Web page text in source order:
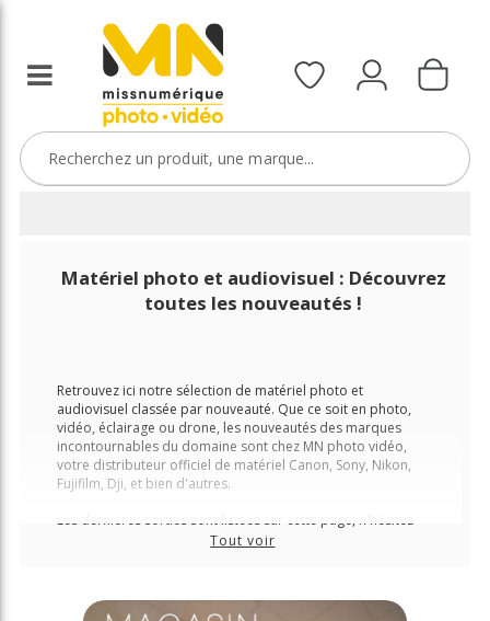
Matériel photo et audiovisuel : Découvrez
toutes les nouveautés !
Tout voir
Retrouvez ici notre sélection de matériel photo et
audiovisuel classée par nouveauté. Que ce soit en photo,
vidéo, éclairage ou drone, les nouveautés des marques
incontournables du domaine sont chez MN photo vidéo,
votre distributeur officiel de matériel Canon, Sony, Nikon,
Fujifilm, Dji, et bien d'autres.
Les dernières sorties sont listées sur cette page, n'hésitez
plus à les précommander pour les recevoir au plus tôt !